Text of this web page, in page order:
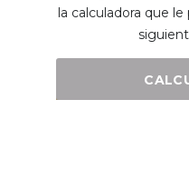
la calculadora que